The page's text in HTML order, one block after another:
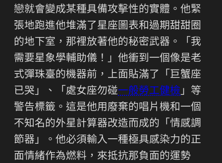
戀就會變成某種具備攻擊性的實體。他緊
張地跑進他堆滿了星座圖表和過期甜甜圈
的地下室，那裡放著他的秘密武器。「我
需要星象學輔助儀！」他衝到一個像是老
式彈珠臺的機器前，上面貼滿了「巨蟹座
已哭」、「處女座勿碰一般勞工健檢」等
警告標籤。這是他用廢棄的唱片機和一個
不知名的外星計算器改造而成的「情感調
節器」。他必須輸入一種極具感染力的正
面情緒作為燃料，來抵抗那負面的運勢